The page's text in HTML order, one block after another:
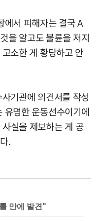
에서 피해자는 결국 A
을 알고도 불륜을 저지
소한 게 황당하고 안
기관에 의견서를 작성
유명한 운동선수이기에
실을 제보하는 게 공
.
만에 발견"